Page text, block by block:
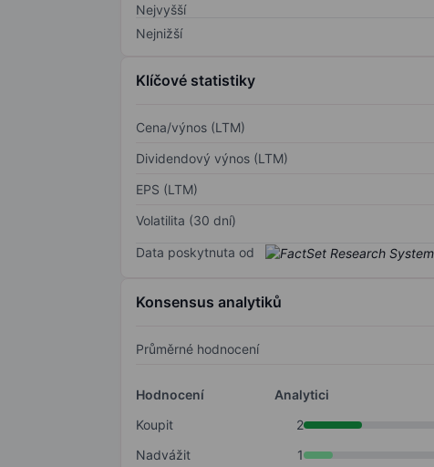
Nejvyšší
Nejnižší
Klíčové statistiky
Cena/výnos (LTM)
Dividendový výnos (LTM)
EPS (LTM)
Volatilita (30 dní)
Data poskytnuta od
Konsensus analytiků
Průměrné hodnocení
Hodnocení
Analytici
Koupit
2
Nadvážit
1